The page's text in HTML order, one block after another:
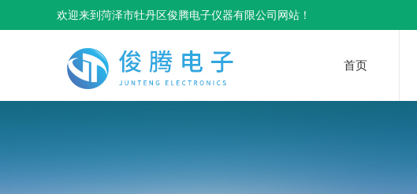
欢迎来到菏泽市牡丹区俊腾电子仪器有限公司网站！
首页